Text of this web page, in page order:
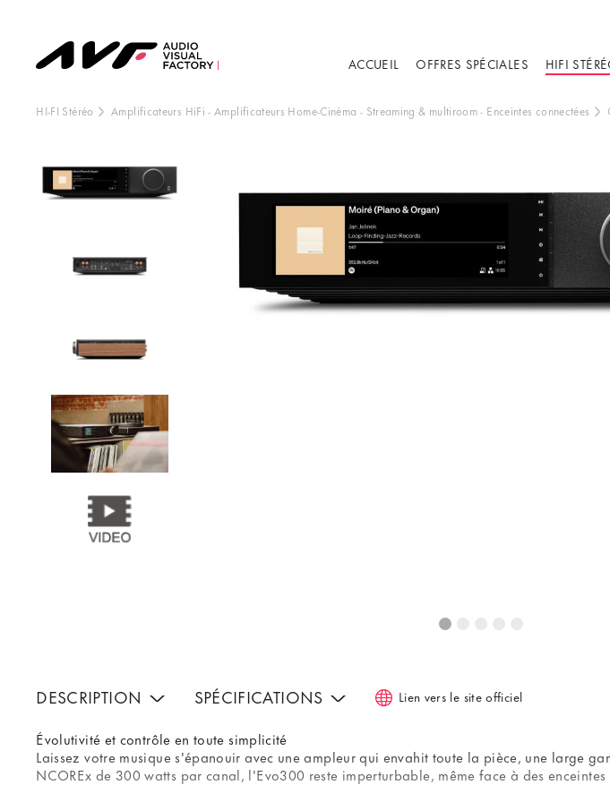
ACCUEIL OFFRES SPÉCIALES HIFI
HI-FI Stéréo Amplificateurs HiFi -Amplificateurs Home-Cinéma - Streaming & multiroom- Enceintes connectées
Ce contenu est hébergé par un tiers. En affichant le
externe, vous acceptez lestermes et
youtube.com.
DESCRIPTION
Évolutivité et contrôle en toute simplicité
Laissez votre musique s'épanouir avec une ampleur qui envahit toute la pièce, une large
NCOREx de 300 watts par canal, l'Evo300 reste imperturbable, même face à des enceintes
SPÉCIFICATIONS Lien vers le site officiel